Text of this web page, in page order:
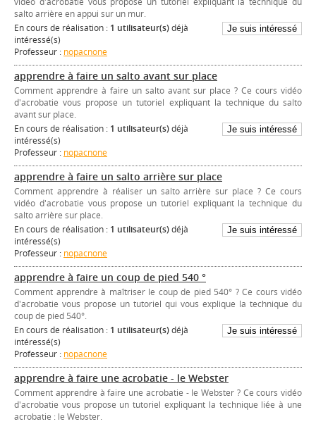
salto arrière en appui sur un mur.
En cours de réalisation : 1 utilisateur(s)déjà
intéressé(s)
Professeur : nopacnone
apprendre à faire un salto avant sur place
Comment apprendre à faire un salto avant sur place ? Ce cours vidéo
d'acrobatie vous propose un tutoriel expliquant la technique du salto
avant sur place.
En cours de réalisation : 1 utilisateur(s)déjà
intéressé(s)
Professeur : nopacnone
apprendre à faire un salto arrière sur place
Comment apprendre à réaliser un salto arrière sur place ? Ce cours
vidéo d'acrobatie vous propose un tutoriel expliquant la technique du
salto arrière sur place.
En cours de réalisation : 1 utilisateur(s)déjà
intéressé(s)
Professeur : nopacnone
apprendre à faire un coup de pied 540 °
Comment apprendre à maîtriser le coup de pied 540° ? Ce cours vidéo
d'acrobatie vous propose un tutoriel qui vous explique la technique du
coup de pied 540°.
En cours de réalisation : 1 utilisateur(s)déjà
intéressé(s)
Professeur : nopacnone
apprendre à faire une acrobatie - le Webster
Comment apprendre à faire une acrobatie - le Webster ? Ce cours vidéo
d'acrobatie vous propose un tutoriel expliquant la technique liée à une
acrobatie : le Webster.